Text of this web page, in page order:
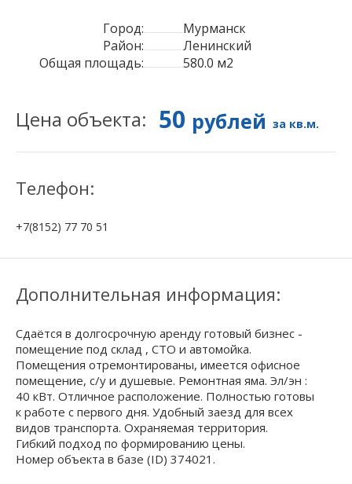
Город:
Мурманск
Район:
Ленинский
Общая площадь:
580.0 м2
Цена объекта: 50 рублей за кв.м.
Телефон:
+7(8152) 77 70 51
Дополнительная информация:
Сдаётся в долгосрочную аренду готовый бизнес -
помещение под склад , СТО и автомойка.
Помещения отремонтированы, имеется офисное
помещение, с/у и душевые. Ремонтная яма. Эл/эн :
40 кВт. Отличное расположение. Полностью готовы
к работе с первого дня. Удобный заезд для всех
видов транспорта. Охраняемая территория.
Гибкий подход по формированию цены.
Номер объекта в базе (ID) 374021.